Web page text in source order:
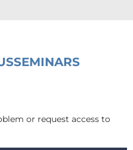
SEMINARS
or request access to